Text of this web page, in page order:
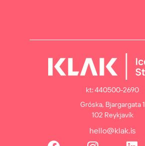
kt: 440500-2690
Gróska, Bjargargata 1
102 Reykjavík
hello@klak.is